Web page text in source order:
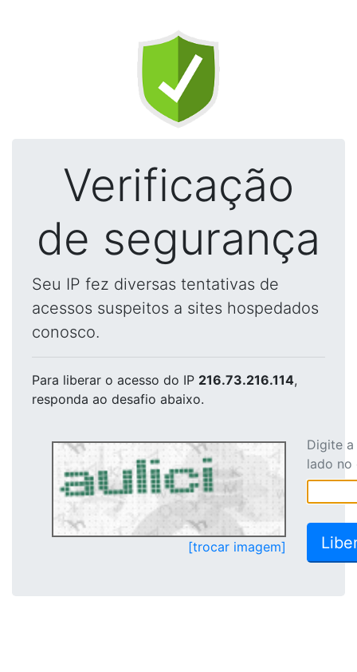
Verificação
de segurança
Seu IP fez diversas tentativas de
acessos suspeitos a sites hospedados
conosco.
Para liberar o acesso do IP 216.73.216.114,
responda ao desafio abaixo.
[trocar imagem]
Digite
lado no